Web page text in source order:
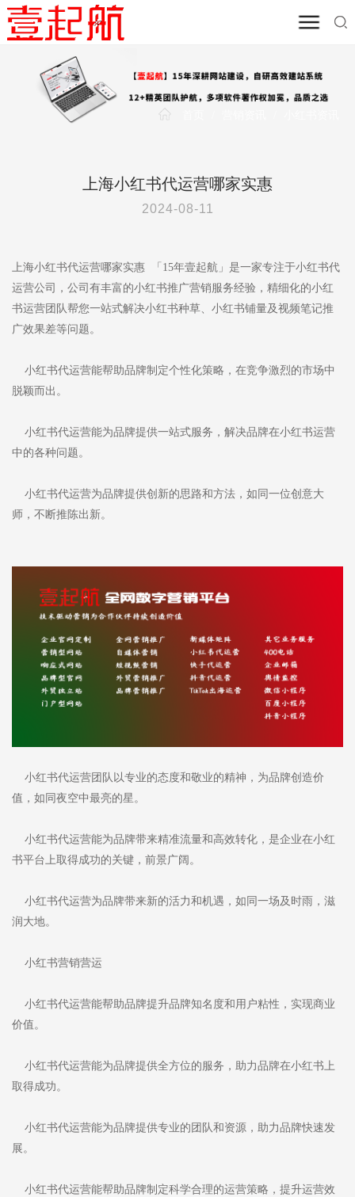
上海小红书代运营哪家实惠
2024-08-11
上海小红书代运营哪家实惠 「15年壹起航」是一家专注于小红书代
运营公司，公司有丰富的小红书推广营销服务经验，精细化的小红
书运营团队帮您一站式解决小红书种草、小红书铺量及视频笔记推
广效果差等问题。
小红书代运营能帮助品牌制定个性化策略，在竞争激烈的市场中
脱颖而出。
小红书代运营能为品牌提供一站式服务，解决品牌在小红书运营
中的各种问题。
小红书代运营为品牌提供创新的思路和方法，如同一位创意大
师，不断推陈出新。
小红书代运营团队以专业的态度和敬业的精神，为品牌创造价
值，如同夜空中最亮的星。
小红书代运营能为品牌带来精准流量和高效转化，是企业在小红
书平台上取得成功的关键，前景广阔。
小红书代运营为品牌带来新的活力和机遇，如同一场及时雨，滋
润大地。
小红书营销营运
小红书代运营能帮助品牌提升品牌知名度和用户粘性，实现商业
价值。
小红书代运营能为品牌提供全方位的服务，助力品牌在小红书上
取得成功。
小红书代运营能为品牌提供专业的团队和资源，助力品牌快速发
展。
小红书代运营能帮助品牌制定科学合理的运营策略，提升运营效